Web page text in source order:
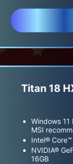
Titan 18
Windows 11
MSI
Intel®
NVIDIA®
16GB